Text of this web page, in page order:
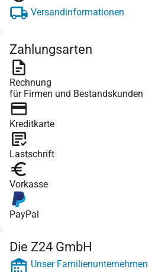
Versandinformationen
Zahlungsarten
Rechnung
für Firmen und Bestandskunden
Kreditkarte
Lastschrift
Vorkasse
PayPal
Die Z24 GmbH
Unser Familienunternehmen